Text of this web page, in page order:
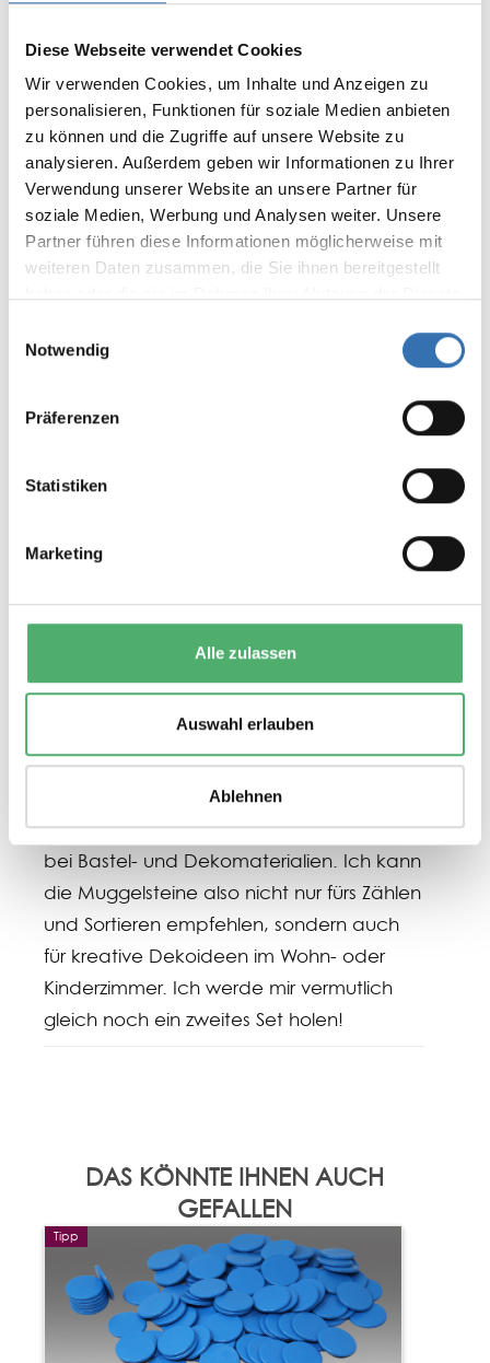
Diese Webseite verwendet Cookies
Wir verwenden Cookies, um Inhalte und Anzeigen zu
personalisieren, Funktionen für soziale Medien anbieten
zu können und die Zugriffe auf unsere Website zu
analysieren. Außerdem geben wir Informationen zu Ihrer
Verwendung unserer Website an unsere Partner für
soziale Medien, Werbung und Analysen weiter. Unsere
Partner führen diese Informationen möglicherweise mit
weiteren Daten zusammen, die Sie ihnen bereitgestellt
Notwendig
Präferenzen
Statistiken
Marketing
Alle zulassen
Auswahl erlauben
Ablehnen
Von: Kristopher Kurt | 7. Juli 2025 17:08
Durchschnittliche Bewertung von 5 von 5 Sternen
⭐️⭐️⭐️⭐️⭐️ Tolle Qualität – nicht nur zum Rechnen, auch
perfekt für Deko!
Tolle Qualität – nicht nur zum Rechnen,
auch perfekt für Deko! Ich habe die
gekauft, sondern als Dekoidee verwendet
ein schönes Glasgefäß mit feinem weißen
Lampe und eben diesen Muggelsteinen
stimmungsvolles Lichtspiel, vor allem durch
die gewölbte Oberfläche der Steine. Auf
Pinterest findet man übrigens tolle
Steine ist top: klar, stabil, gleichmäßig
geformt – und vor allem aus belegtem
(recyceltem) Kunststoff hergestellt, was
ich persönlich super finde. Nachhaltigkeit
spielt für mich eine große Rolle, gerade
bei Bastel- und Dekomaterialien. Ich kann
die Muggelsteine also nicht nur fürs Zählen
und Sortieren empfehlen, sondern auch
für kreative Dekoideen im Wohn- oder
Kinderzimmer. Ich werde mir vermutlich
gleich noch ein zweites Set holen!
DAS KÖNNTE IHNEN AUCH
GEFALLEN
Tipp